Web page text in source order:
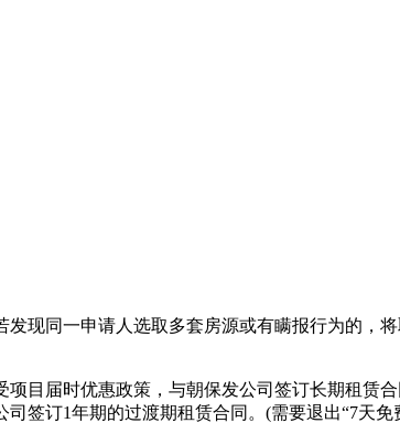
同一申请人选取多套房源或有瞒报行为的，将
目届时优惠政策，与朝保发公司签订长期租赁
签订1年期的过渡期租赁合同。(需要退出“7天免